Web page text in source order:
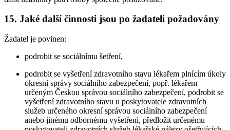
15. Jaké další činnosti jsou po žadateli požadovány
Žadatel je povinen:
podrobit se sociálnímu šetření,
podrobit se vyšetření zdravotního stavu lékařem plnícím úkoly
okresní správy sociálního zabezpečení, popř. lékařem
určeným Českou správou sociálního zabezpečení, podrobit se
vyšetření zdravotního stavu u poskytovatele zdravotních
služeb určeného okresní správou sociálního zabezpečení
anebo jinému odbornému vyšetření, předložit určenému